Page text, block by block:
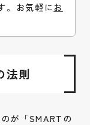
。お気軽にお
法則
が「SMARTの